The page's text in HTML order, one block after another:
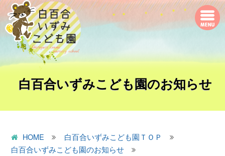
白百合いずみこども園のお知らせ
HOME
白百合いずみこども園ＴＯＰ
白百合いずみこども園のお知らせ